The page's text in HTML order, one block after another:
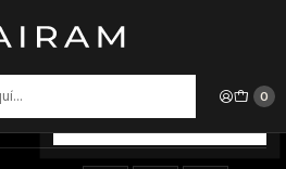
0
VER OFERTAS